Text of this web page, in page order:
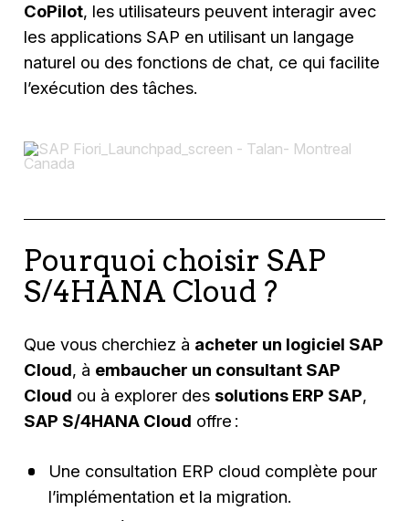
CoPilot, les utilisateurs peuvent interagir avec
les applications SAP en utilisant un langage
naturel ou des fonctions de chat, ce qui facilite
l’exécution des tâches.
Pourquoi choisir SAP
S/4HANA Cloud ?
Que vous cherchiez à acheter un logiciel SAP
Cloud, à embaucher un consultant SAP
Cloud ou à explorer des solutions ERP SAP,
SAP S/4HANA Cloud offre :
Une consultation ERP cloud complète pour
l’implémentation et la migration.